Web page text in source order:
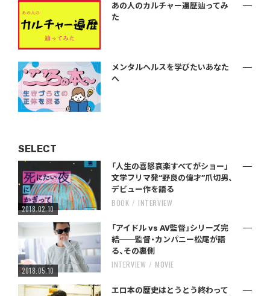
あの人のカルチャー遍歴辿ってみ
た
メンタルヘルスを学びたいあなた
へ
SELECT
2018.02.10
「人生の喜怒哀楽すべてがショー」
文学フリマ発“野良の偉才”爪切男、
デビュー作を語る
BOOK INTERVIEW
2018.05.10
「アイドル vs AV監督」シリーズ完
結──監督・カンパニー松尾が語
る、その裏側
INTERVIEW MOVIE
エロ本の歴史はとうとう終わって